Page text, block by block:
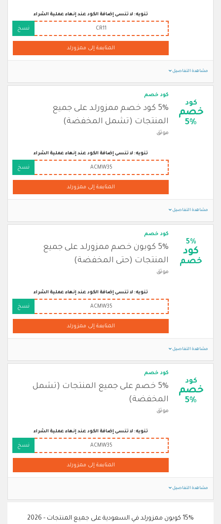
تنويه: لا تنسى إضافة الكود عند إنهاء عملية الشراء
CR11 نسخ
المتابعة إلى ممزورلد
مشاهدة التفاصيل
كود
خصم
5%
كود خصم
5% كود خصم ممزورلد على جميع
المنتجات (تشمل المخفضة)
موثق
تنويه: لا تنسى إضافة الكود عند إنهاء عملية الشراء
ACMW35 نسخ
المتابعة إلى ممزورلد
مشاهدة التفاصيل
5%
كود
خصم
كود خصم
5% كوبون خصم ممزورلد على جميع
المنتجات (حتى المخفضة)
موثق
تنويه: لا تنسى إضافة الكود عند إنهاء عملية الشراء
ACMW35 نسخ
المتابعة إلى ممزورلد
مشاهدة التفاصيل
كود
خصم
5%
كود خصم
5% خصم على جميع المنتجات (تشمل
المخفضة)
موثق
تنويه: لا تنسى إضافة الكود عند إنهاء عملية الشراء
ACMW35 نسخ
المتابعة إلى ممزورلد
مشاهدة التفاصيل
15% كوبون ممزورلد في السعودية على جميع المنتجات - 2026